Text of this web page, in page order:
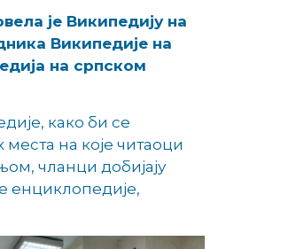
је Википедију на
Википедије на
на српском
како би се
на које читаоци
чланци добијају
енциклопедије,